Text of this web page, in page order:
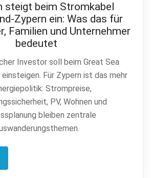
steigt beim Stromkabel
Zypern ein: Was das für
Familien und Unternehmer
bedeutet
Investor soll beim Great Sea
Für Zypern ist das mehr
Strompreise,
PV, Wohnen und
bleiben zentrale